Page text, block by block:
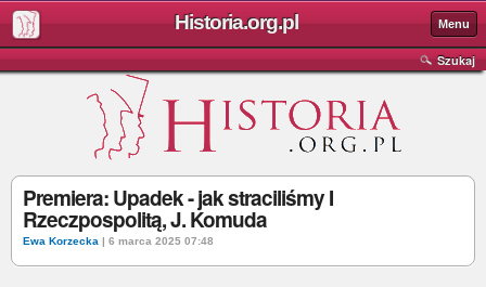
Historia.org.pl Menu
Szukaj
Premiera: Upadek - jak straciliśmy I
Rzeczpospolitą, J. Komuda
Ewa Korzecka | 6 marca 2025 07:48